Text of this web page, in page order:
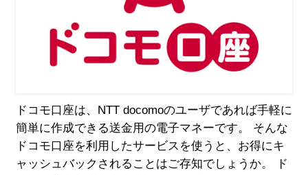
ドコモ口座は、NTT docomoのユーザであれば手軽に
簡単に作成できる送金用の電子マネーです。 そんな
ドコモ口座を利用したサービスを使うと、お得にキ
ャッシュバックされることはご存知でしょうか。 ド